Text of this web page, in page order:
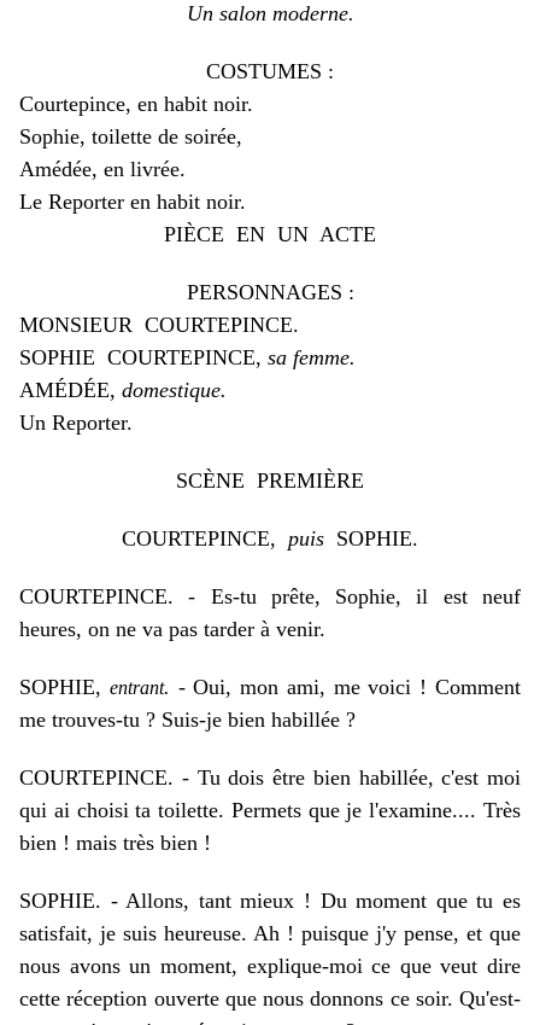
Un salon moderne.
COSTUMES :
Courtepince, en habit noir.
Sophie, toilette de soirée,
Amédée, en livrée.
Le Reporter en habit noir.
PIÈCE EN UN ACTE
PERSONNAGES :
MONSIEUR COURTEPINCE.
SOPHIE COURTEPINCE, sa femme.
AMÉDÉE, domestique.
Un Reporter.
SCÈNE PREMIÈRE
COURTEPINCE, puis SOPHIE.
COURTEPINCE. - Es-tu prête, Sophie, il est neuf
heures, on ne va pas tarder à venir.
SOPHIE, entrant. -Oui, mon ami, me voici ! Comment
me trouves-tu ? Suis-je bien habillée ?
COURTEPINCE. - Tu dois être bien habillée, c'est moi
qui ai choisi ta toilette. Permets que je l'examine.... Très
bien ! mais très bien !
SOPHIE. - Allons, tant mieux ! Du moment que tu es
satisfait, je suis heureuse. Ah ! puisque j'y pense, et que
nous avons un moment, explique-moi ce que veut dire
cette réception ouverte que nous donnons ce soir. Qu'est-